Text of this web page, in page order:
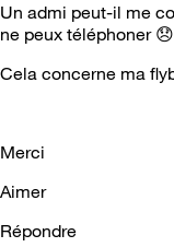
Un admi peut-il me
ne peux téléphoner 😞
Cela concerne ma
Merci
Aimer
Répondre